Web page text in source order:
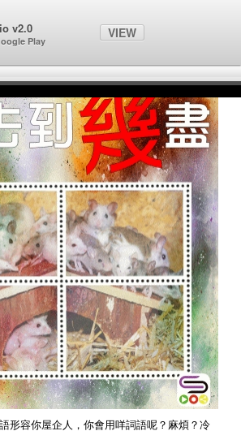
形容你屋企人，你會用咩詞語呢？麻煩？冷
v2.0
Play
VIEW